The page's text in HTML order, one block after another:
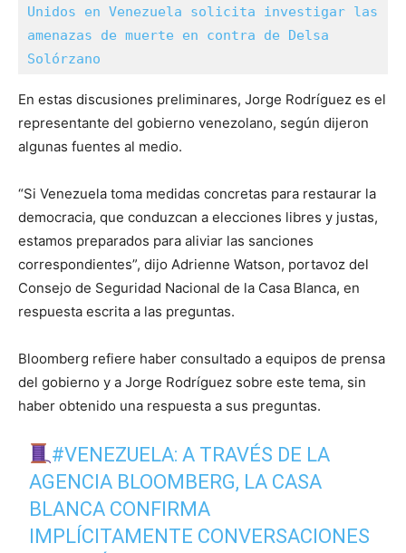
Unidos en Venezuela solicita investigar las
amenazas de muerte en contra de Delsa
Solórzano
En estas discusiones preliminares, Jorge Rodríguez es el
representante del gobierno venezolano, según dijeron
algunas fuentes al medio.
“Si Venezuela toma medidas concretas para restaurar la
democracia, que conduzcan a elecciones libres y justas,
estamos preparados para aliviar las sanciones
correspondientes”, dijo Adrienne Watson, portavoz del
Consejo de Seguridad Nacional de la Casa Blanca, en
respuesta escrita a las preguntas.
Bloomberg refiere haber consultado a equipos de prensa
del gobierno y a Jorge Rodríguez sobre este tema, sin
haber obtenido una respuesta a sus preguntas.
#VENEZUELA: A TRAVÉS DE LA
AGENCIA BLOOMBERG, LA CASA
BLANCA CONFIRMA
IMPLÍCITAMENTE CONVERSACIONES